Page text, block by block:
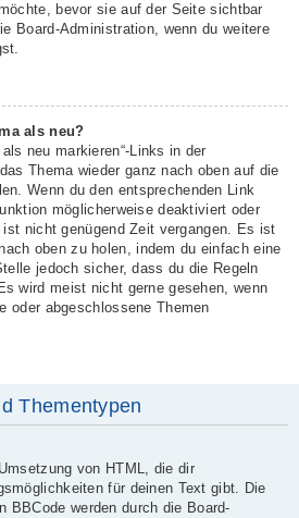
bevor sie auf der Seite sichtbar
Board-Administration, wenn du weitere
als neu?
neu markieren“-Links in der
Thema wieder ganz nach oben auf die
Wenn du den entsprechenden Link
möglicherweise deaktiviert oder
nicht genügend Zeit vergangen. Es ist
oben zu holen, indem du einfach eine
jedoch sicher, dass du die Regeln
wird meist nicht gerne gesehen, wenn
oder abgeschlossene Themen
Thementypen
von HTML, die dir
für deinen Text gibt. Die
BBCode werden durch die Board-